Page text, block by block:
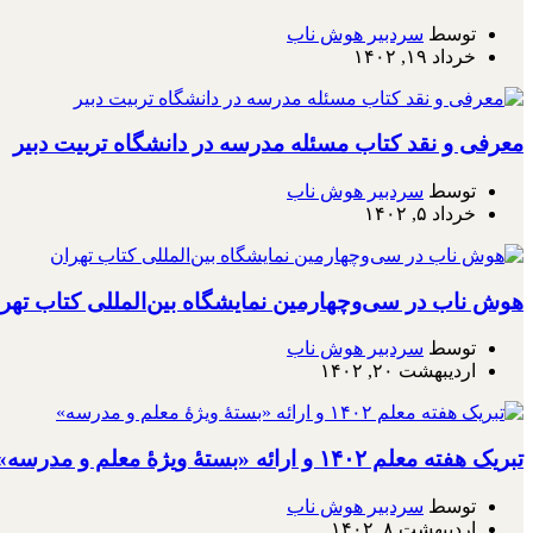
توسط سردبیر هوش ناب
خرداد ۱۹, ۱۴۰۲
معرفی و نقد کتاب مسئله مدرسه در دانشگاه تربیت دبیر
توسط سردبیر هوش ناب
خرداد ۵, ۱۴۰۲
هوش ناب در سی‌وچهارمین نمایشگاه بین‌المللی کتاب
توسط سردبیر هوش ناب
اردیبهشت ۲۰, ۱۴۰۲
تبریک هفته معلم ۱۴۰۲ و ارائه «بستۀ ویژۀ معلم و مدرسه»
توسط سردبیر هوش ناب
اردیبهشت ۸, ۱۴۰۲